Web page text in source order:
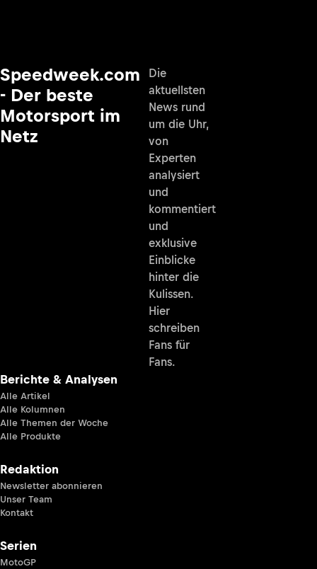
Speedweek.com
- Der beste
Motorsport im
Netz
Die
aktuellsten
News rund
um die Uhr,
von
Experten
analysiert
und
kommentiert
und
exklusive
Einblicke
hinter die
Kulissen.
Hier
schreiben
Fans für
Fans.
Berichte & Analysen
Alle Artikel
Alle Kolumnen
Alle Themen der Woche
Alle Produkte
Redaktion
Newsletter abonnieren
Unser Team
Kontakt
Serien
MotoGP